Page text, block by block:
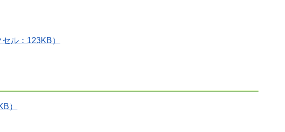
セル：123KB）
）